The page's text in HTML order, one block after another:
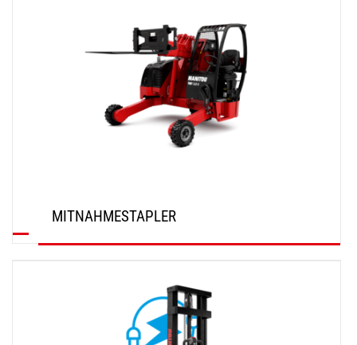
MITNAHMESTAPLER